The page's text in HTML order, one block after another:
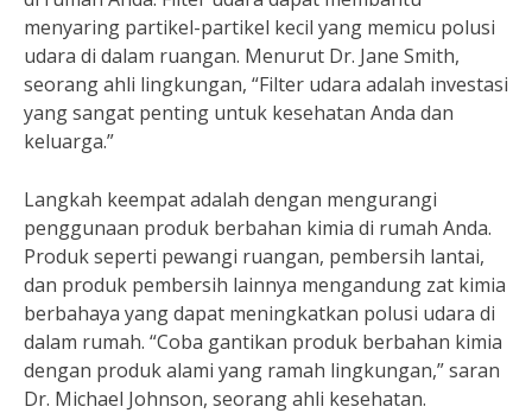
menyaring partikel-partikel kecil yang memicu polusi
udara di dalam ruangan. Menurut Dr. Jane Smith,
seorang ahli lingkungan, “Filter udara adalah investasi
yang sangat penting untuk kesehatan Anda dan
keluarga.”
Langkah keempat adalah dengan mengurangi
penggunaan produk berbahan kimia di rumah Anda.
Produk seperti pewangi ruangan, pembersih lantai,
dan produk pembersih lainnya mengandung zat kimia
berbahaya yang dapat meningkatkan polusi udara di
dalam rumah. “Coba gantikan produk berbahan kimia
dengan produk alami yang ramah lingkungan,” saran
Dr. Michael Johnson, seorang ahli kesehatan.